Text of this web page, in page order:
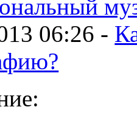
06:26 -